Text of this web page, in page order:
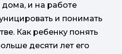
дома, и на работе
и понимать
Как ребенку понять
десяти лет его